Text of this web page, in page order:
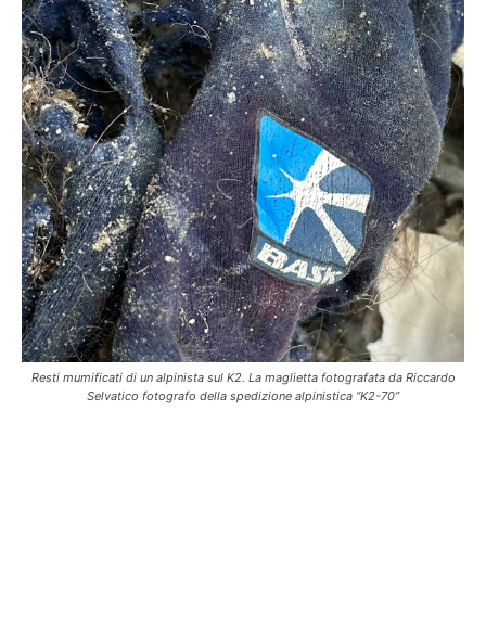
Resti mumificati di un alpinista sul K2. La maglietta fotografata da Riccardo
Selvatico fotografo della spedizione alpinistica “K2-70”